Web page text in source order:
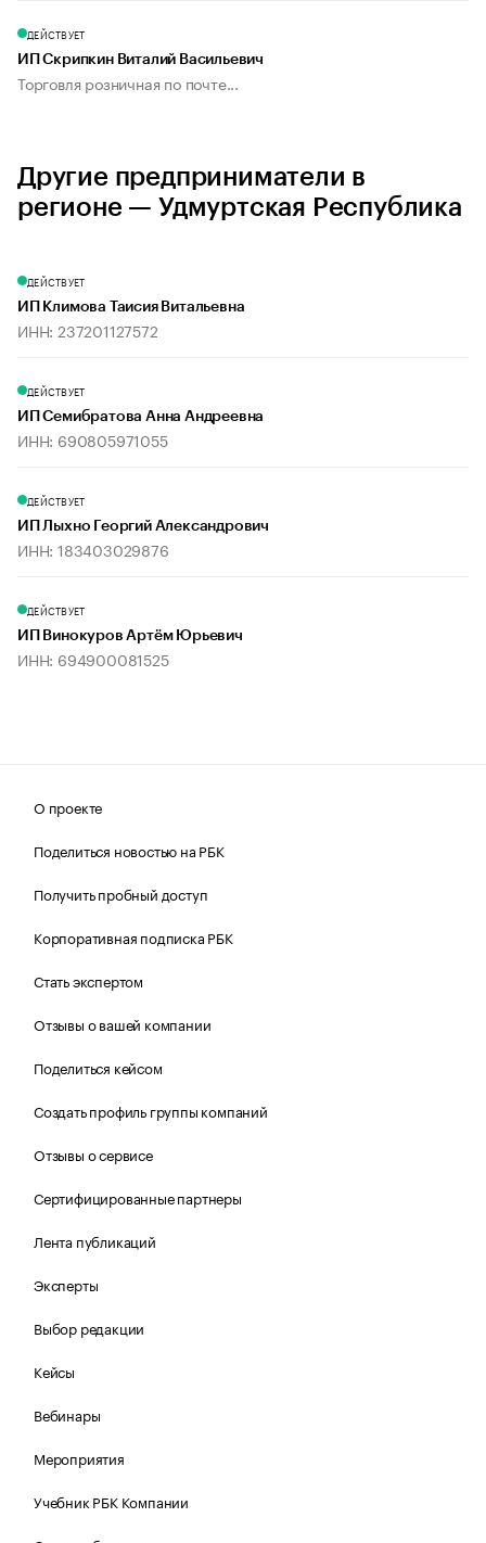
ДЕЙСТВУЕТ
ИП Скрипкин Виталий Васильевич
Торговля розничная по почте...
Другие предприниматели в
регионе — Удмуртская Республика
ДЕЙСТВУЕТ
ИП Климова Таисия Витальевна
ИНН: 237201127572
ДЕЙСТВУЕТ
ИП Семибратова Анна Андреевна
ИНН: 690805971055
ДЕЙСТВУЕТ
ИП Лыхно Георгий Александрович
ИНН: 183403029876
ДЕЙСТВУЕТ
ИП Винокуров Артём Юрьевич
ИНН: 694900081525
О проекте
Поделиться новостью на РБК
Получить пробный доступ
Корпоративная подписка РБК
Стать экспертом
Отзывы о вашей компании
Поделиться кейсом
Создать профиль группы компаний
Отзывы о сервисе
Сертифицированные партнеры
Лента публикаций
Эксперты
Выбор редакции
Кейсы
Вебинары
Мероприятия
Учебник РБК Компании